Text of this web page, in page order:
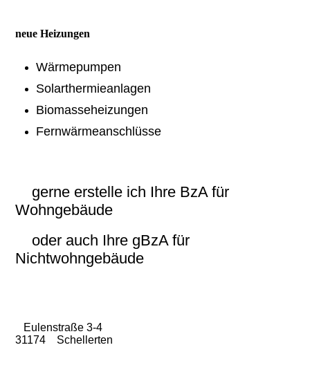
neue Heizungen
Wärmepumpen
Solarthermieanlagen
Biomasseheizungen
Fernwärmeanschlüsse
gerne erstelle ich Ihre BzA für
Wohngebäude
oder auch Ihre gBzA für
Nichtwohngebäude
Eulenstraße 3-4
31174 Schellerten